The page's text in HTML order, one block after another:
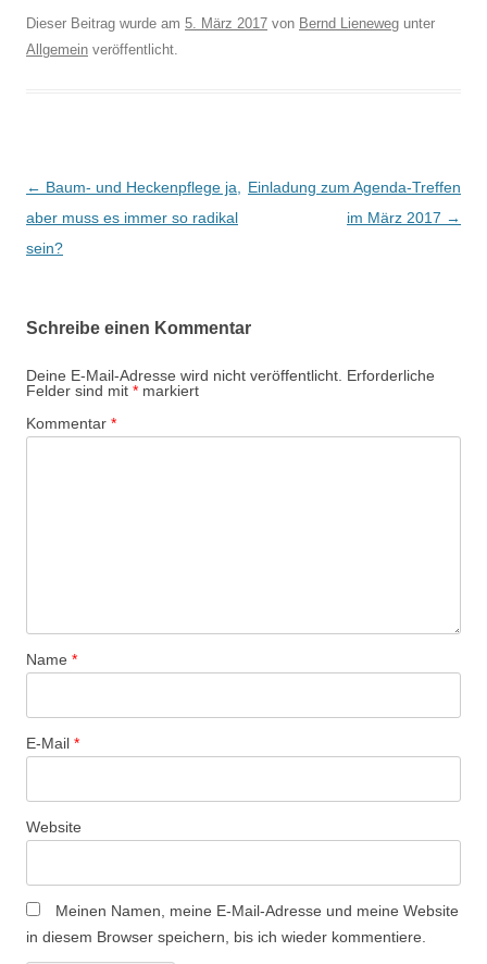
Dieser Beitrag wurde am 5. März 2017 von Bernd Lieneweg unter
Allgemein veröffentlicht.
B
e
i
a
g
s
-
i
n
← Baum- und Heckenpflege ja,
aber muss es immer so radikal
sein?
Einladung zum Agenda-Treffen
im März 2017 →
Schreibe einen Kommentar
Deine E-Mail-Adresse wird nicht veröffentlicht. Erforderliche
Felder sind mit * markiert
Kommentar *
Name *
E-Mail *
Website
Meinen Namen, meine E-Mail-Adresse und meine Website
in diesem Browser speichern, bis ich wieder kommentiere.